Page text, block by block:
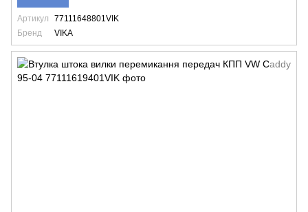
Артикул
77111648801VIK
Бренд
VIKA